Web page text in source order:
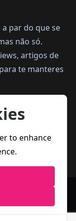
par do que se
não só.
artigos de
te manteres
to enhance